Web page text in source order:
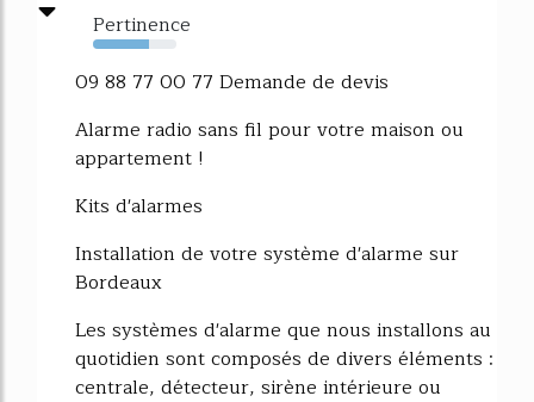
Pertinence
67%
09 88 77 00 77 Demande de devis
Alarme radio sans fil pour votre maison ou
appartement !
Kits d'alarmes
Installation de votre système d'alarme sur
Bordeaux
Les systèmes d'alarme que nous installons au
quotidien sont composés de divers éléments :
centrale, détecteur, sirène intérieure ou